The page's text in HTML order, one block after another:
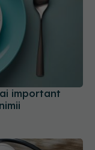
important